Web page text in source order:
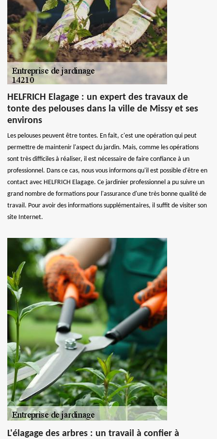
HELFRICH Elagage : un expert des travaux de
tonte des pelouses dans la ville de Missy et ses
environs
Les pelouses peuvent être tontes. En fait, c'est une opération qui peut
permettre de maintenir l'aspect du jardin. Mais, comme les opérations
sont très difficiles à réaliser, il est nécessaire de faire confiance à un
professionnel. Dans ce cas, nous vous informons qu'il est possible d'être en
contact avec HELFRICH Elagage. Ce jardinier professionnel a pu suivre un
grand nombre de formations pour l'assurance d'une très bonne qualité de
travail. Pour avoir des informations supplémentaires, il suffit de visiter son
site Internet.
L'élagage des arbres : un travail à confier à